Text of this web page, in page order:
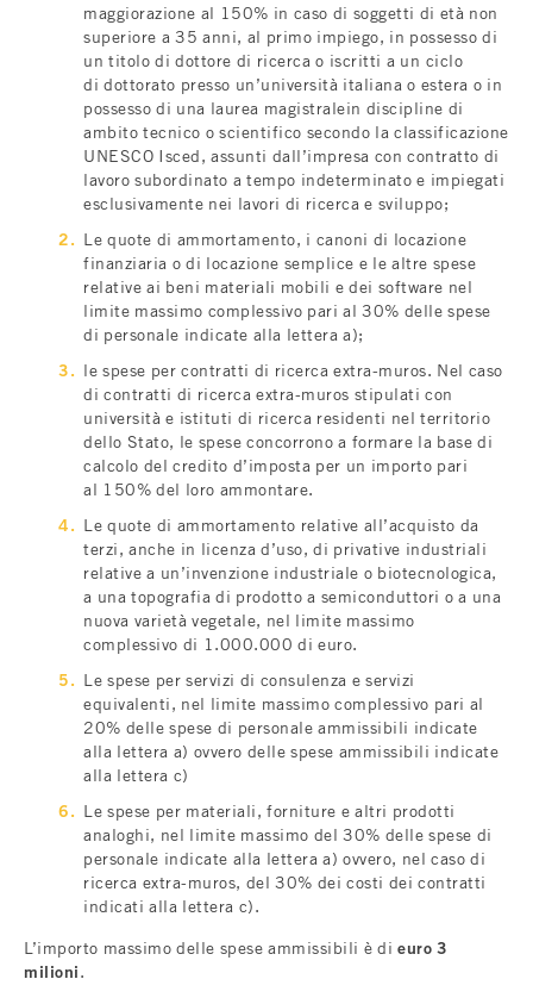
maggiorazione al 150% in caso di soggetti di età non
superiore a 35 anni, al primo impiego, in possesso di
un titolo di dottore di ricerca o iscritti a un ciclo
di dottorato presso un’università italiana o estera o in
possesso di una laurea magistralein discipline di
ambito tecnico o scientifico secondo la classificazione
UNESCO Isced, assunti dall’impresa con contratto di
lavoro subordinato a tempo indeterminato e impiegati
esclusivamente nei lavori di ricerca e sviluppo;
Le quote di ammortamento, i canoni di locazione
finanziaria o di locazione semplice e le altre spese
relative ai beni materiali mobili e dei software nel
limite massimo complessivo pari al 30% delle spese
di personale indicate alla lettera a);
le spese per contratti di ricerca extra-muros. Nel caso
di contratti di ricerca extra-muros stipulati con
università e istituti di ricerca residenti nel territorio
dello Stato, le spese concorrono a formare la base di
calcolo del credito d’imposta per un importo pari
al 150% del loro ammontare.
Le quote di ammortamento relative all’acquisto da
terzi, anche in licenza d’uso, di privative industriali
relative a un’invenzione industriale o biotecnologica,
a una topografia di prodotto a semiconduttori o a una
nuova varietà vegetale, nel limite massimo
complessivo di 1.000.000 di euro.
Le spese per servizi di consulenza e servizi
equivalenti, nel limite massimo complessivo pari al
20% delle spese di personale ammissibili indicate
alla lettera a) ovvero delle spese ammissibili indicate
alla lettera c)
Le spese per materiali, forniture e altri prodotti
analoghi, nel limite massimo del 30% delle spese di
personale indicate alla lettera a) ovvero, nel caso di
ricerca extra-muros, del 30% dei costi dei contratti
indicati alla lettera c).
L’importo massimo delle spese ammissibili è dieuro 3
milioni.